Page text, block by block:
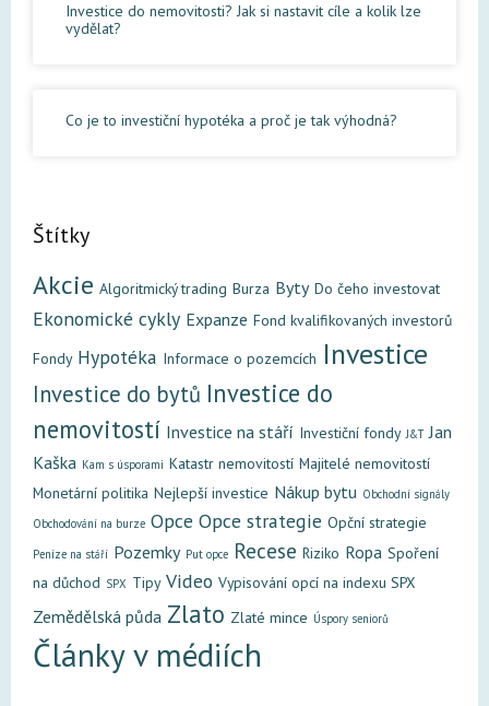
Investice do nemovitosti? Jak si nastavit cíle a kolik lze
vydělat?
Co je to investiční hypotéka a proč je tak výhodná?
Štítky
Akcie Algoritmický trading Burza Byty Do čeho investovat
Ekonomické cykly Expanze Fond kvalifikovaných investorů
Fondy Hypotéka Informace o pozemcích Investice
Investice do bytů Investice do
nemovitostí Investice na stáří Investiční fondy J&T Jan
Kaška Kam s úsporami Katastr nemovitostí Majitelé nemovitostí
Monetární politika Nejlepší investice Nákup bytu Obchodní signály
Obchodování na burze Opce Opce strategie Opční strategie
Peníze na stáří Pozemky Put opce Recese Riziko Ropa Spoření
na důchod SPX Tipy Video Vypisování opcí na indexu SPX
Zemědělská půda Zlato Zlaté mince Úspory seniorů
Články v médiích